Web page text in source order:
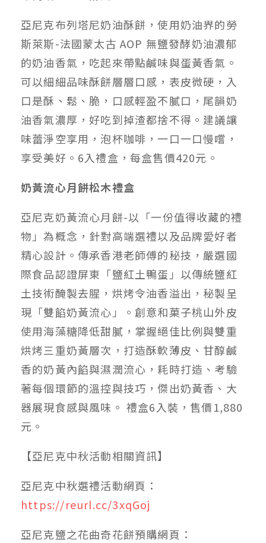
亞尼克布列塔尼奶油酥餅，使用奶油界的勞
斯萊斯-法國蒙太古 AOP 無鹽發酵奶油濃郁
的奶油香氣，吃起來帶點鹹味與蛋黃香氣。
可以細細品味酥餅層層口感，表皮微硬，入
口是酥、鬆、脆，口感輕盈不膩口，尾韻奶
油香氣濃厚，好吃到掉渣都捨不得。建議讓
味蕾淨空享用，泡杯咖啡，一口一口慢嚐，
享受美好。6入禮盒，每盒售價420元。
奶黃流心月餅松木禮盒
亞尼克奶黃流心月餅-以「一份值得收藏的禮
物」為概念，針對高端選禮以及品牌愛好者
精心設計。傳承香港老師傅的秘技，嚴選國
際食品認證屏東「鹽紅土鴨蛋」以傳統鹽紅
土技術醃製去腥，烘烤令油香溢出，秘製呈
現「雙餡奶黃流心」。創意和菓子桃山外皮
使用海藻糖降低甜膩，掌握絕佳比例與雙重
烘烤三重奶黃層次，打造酥軟薄皮、甘醇鹹
香的奶黃內餡與濕潤流心，耗時打造、考驗
著每個環節的溫控與技巧，傑出奶黃香、大
器展現食感與風味。 禮盒6入裝，售價1,880
元。
【亞尼克中秋活動相關資訊】
亞尼克中秋選禮活動網頁：
https://reurl.cc/3xqGoj
亞尼克鹽之花曲奇花餅預購網頁：